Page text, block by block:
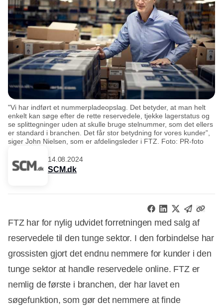
"Vi har indført et nummerpladeopslag. Det betyder, at man helt
enkelt kan søge efter de rette reservedele, tjekke lagerstatus og
se splittegninger uden at skulle bruge stelnummer, som det ellers
er standard i branchen. Det får stor betydning for vores kunder”,
siger John Nielsen, som er afdelingsleder i FTZ. Foto: PR-foto
14.08.2024
SCM.dk
FTZ har for nylig udvidet forretningen med salg af
reservedele til den tunge sektor. I den forbindelse har
grossisten gjort det endnu nemmere for kunder i den
tunge sektor at handle reservedele online. FTZ er
nemlig de første i branchen, der har lavet en
søgefunktion, som gør det nemmere at finde